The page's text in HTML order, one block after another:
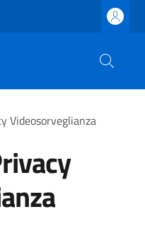
Videosorveglianza